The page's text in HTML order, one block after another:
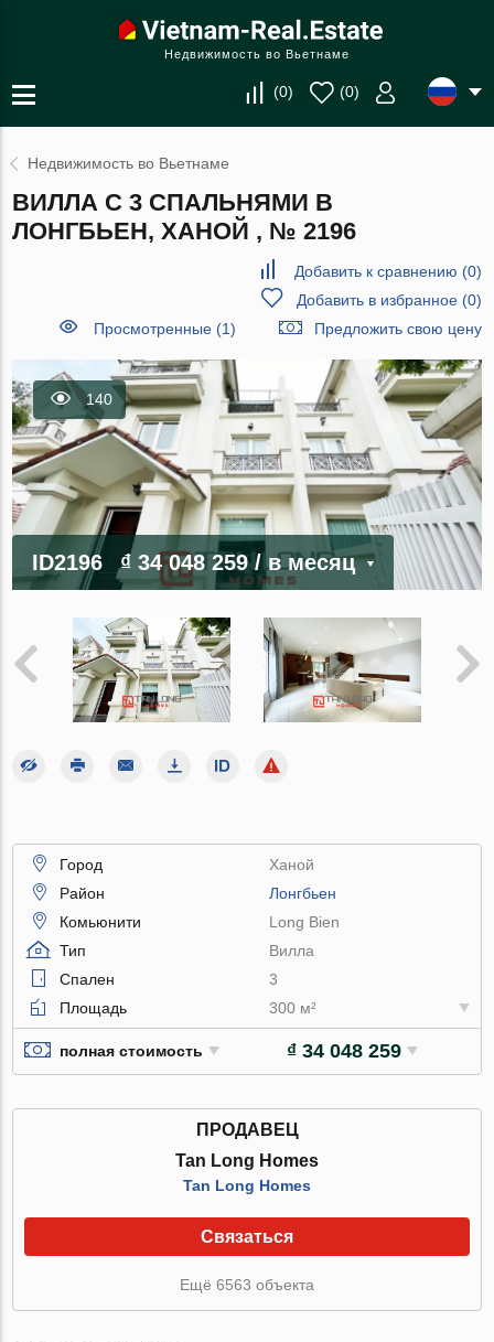
Недвижимость во Вьетнаме
(0) (0)
Недвижимость во Вьетнаме
ВИЛЛА С 3 СПАЛЬНЯМИ В
ЛОНГБЬЕН, ХАНОЙ , № 2196
Добавить к сравнению (0)
Добавить в избранное(0)
Просмотренные (1)
Предложить свою цену
140
ID2196 ₫ 34 048 259/ в месяц
Город
Ханой
Район
Лонгбьен
Комьюнити
Long Bien
Тип
Вилла
Спален
3
Площадь
300 м²
полная стоимость ₫ 34 048 259
ПРОДАВЕЦ
Tan Long Homes
Tan Long Homes
Связаться
Ещё 6563 объекта